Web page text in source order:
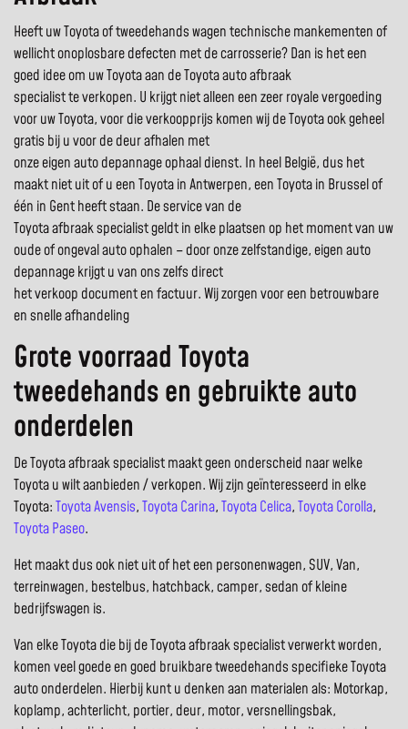
Heeft uw Toyota of tweedehands wagen technische mankementen of
wellicht onoplosbare defecten met de carrosserie? Dan is het een
goed idee om uw Toyota aan de Toyota auto afbraak
specialist te verkopen. U krijgt niet alleen een zeer royale vergoeding
voor uw Toyota, voor die verkoopprijs komen wij de Toyota ook geheel
gratis bij u voor de deur afhalen met
onze eigen auto depannage ophaal dienst. In heel België, dus het
maakt niet uit of u een Toyota in Antwerpen, een Toyota in Brussel of
één in Gent heeft staan. De service van de
Toyota afbraak specialist geldt in elke plaatsen op het moment van uw
oude of ongeval auto ophalen – door onze zelfstandige, eigen auto
depannage krijgt u van ons zelfs direct
het verkoop document en factuur. Wij zorgen voor een betrouwbare
en snelle afhandeling
Grote voorraad Toyota
tweedehands en gebruikte auto
onderdelen
De Toyota afbraak specialist maakt geen onderscheid naar welke
Toyota u wilt aanbieden / verkopen. Wij zijn geïnteresseerd in elke
Toyota:Toyota Avensis,Toyota Carina,Toyota Celica,Toyota Corolla,
Toyota Paseo.
Het maakt dus ook niet uit of het een personenwagen, SUV, Van,
terreinwagen, bestelbus, hatchback, camper, sedan of kleine
bedrijfswagen is.
Van elke Toyota die bij de Toyota afbraak specialist verwerkt worden,
komen veel goede en goed bruikbare tweedehands specifieke Toyota
auto onderdelen. Hierbij kunt u denken aan materialen als: Motorkap,
koplamp, achterlicht, portier, deur, motor, versnellingsbak,